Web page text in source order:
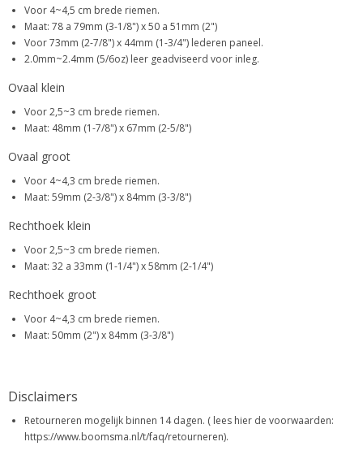
Voor 4~4,5 cm brede riemen.
Maat: 78 a 79mm (3-1/8") x 50 a 51mm (2")
Voor 73mm (2-7/8") x 44mm (1-3/4") lederen paneel.
2.0mm~2.4mm (5/6oz) leer geadviseerd voor inleg.
Ovaal klein
Voor 2,5~3 cm brede riemen.
Maat: 48mm (1-7/8") x 67mm (2-5/8")
Ovaal groot
Voor 4~4,3 cm brede riemen.
Maat: 59mm (2-3/8") x 84mm (3-3/8")
Rechthoek klein
Voor 2,5~3 cm brede riemen.
Maat: 32 a 33mm (1-1/4") x 58mm (2-1/4")
Rechthoek groot
Voor 4~4,3 cm brede riemen.
Maat: 50mm (2") x 84mm (3-3/8")
Disclaimers
Retourneren mogelijk binnen 14 dagen. ( lees hier de voorwaarden:
https://www.boomsma.nl/t/faq/retourneren).